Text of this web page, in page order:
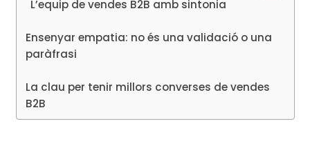
L’equip de vendes B2B amb sintonia
Ensenyar empatia: no és una validació o una
paràfrasi
La clau per tenir millors converses de vendes
B2B